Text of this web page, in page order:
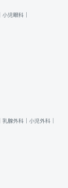
小児眼科｜
乳腺外科｜ 小児外科｜